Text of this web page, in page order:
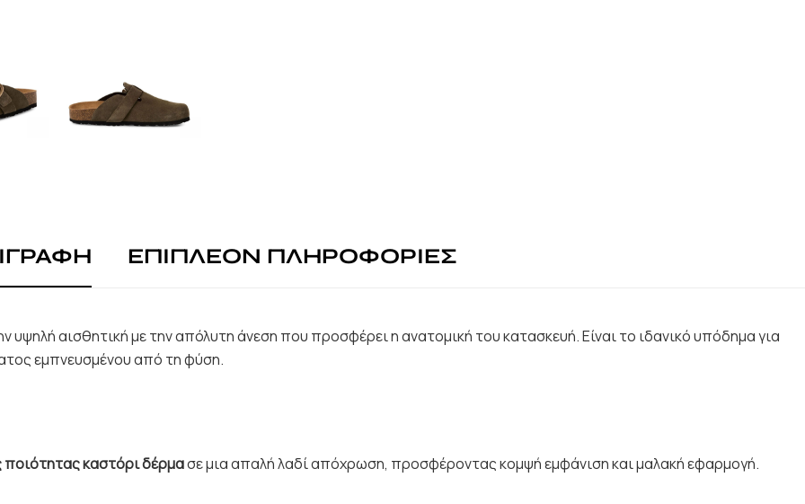
ΕΠΙΠΛΕΟΝ ΠΛΗΡΟΦΟΡΙΕΣ
υψηλή αισθητική με την απόλυτη άνεση που προσφέρει η ανατομική του κατασκευή. Είναι το ιδανικό υπόδημα για
εμπνευσμένου από τη φύση.
ποιότητας καστόρι δέρμασε μια απαλή λαδί απόχρωση, προσφέροντας κομψή εμφάνιση και μαλακή εφαρμογή.